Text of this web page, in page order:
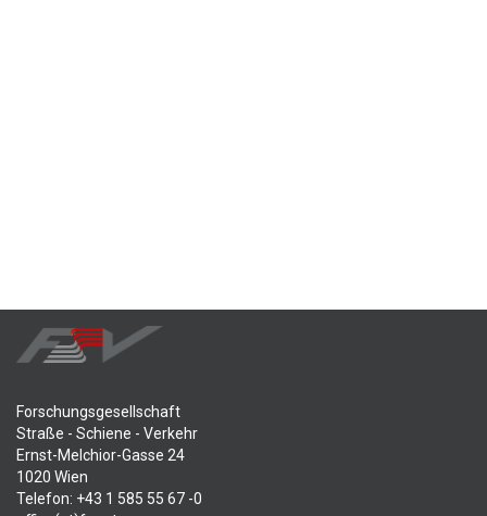
Forschungsgesellschaft
Straße - Schiene - Verkehr
Ernst-Melchior-Gasse 24
1020 Wien
Telefon: +43 1 585 55 67 -0